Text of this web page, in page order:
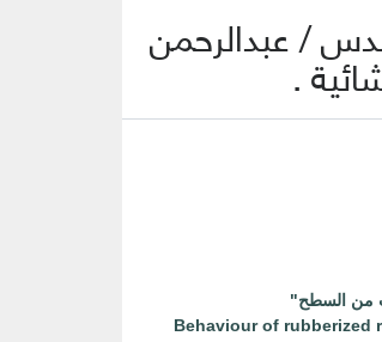
/ عبدالرحمن
.
من السطح"
"Behaviour of